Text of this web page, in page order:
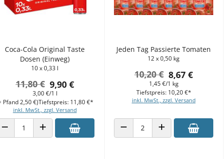
Coca-Cola Original Taste
Dosen (Einweg)
10 x 0,33 l
9,90 €
11,80 €
3,00 €/1 l
inkl. MwSt., zzgl. Versand
Pfand 2,50 €)Tiefstpreis: 11,80 €*
ANZAHL VERRINGERNANZAHL ERHÖHEN
Jeden Tag Passierte Tomaten
12 x 0,50 kg
8,67 €
10,20 €
1,45 €/1 kg
inkl. MwSt., zzgl. Versand
Tiefstpreis: 10,20 €*
ANZAHL VERRINGERNANZAHL ERHÖHEN